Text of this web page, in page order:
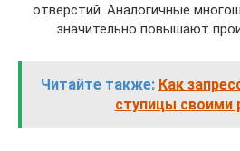
отверстий. Аналогичные
значительно повышают
Читайте также: Как
ступицы своими